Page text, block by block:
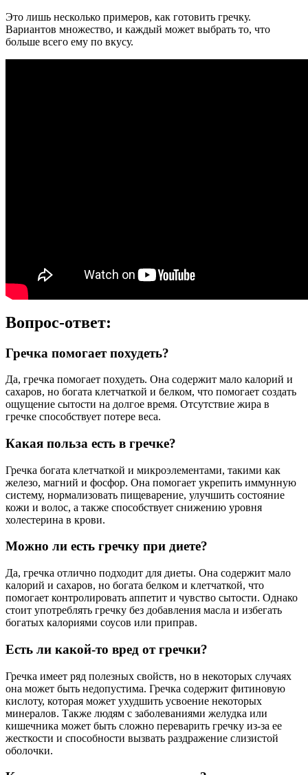
Это лишь несколько примеров, как готовить гречку.
Вариантов множество, и каждый может выбрать то, что
больше всего ему по вкусу.
Вопрос-ответ:
Гречка помогает похудеть?
Да, гречка помогает похудеть. Она содержит мало калорий и
сахаров, но богата клетчаткой и белком, что помогает создать
ощущение сытости на долгое время. Отсутствие жира в
гречке способствует потере веса.
Какая польза есть в гречке?
Гречка богата клетчаткой и микроэлементами, такими как
железо, магний и фосфор. Она помогает укрепить иммунную
систему, нормализовать пищеварение, улучшить состояние
кожи и волос, а также способствует снижению уровня
холестерина в крови.
Можно ли есть гречку при диете?
Да, гречка отлично подходит для диеты. Она содержит мало
калорий и сахаров, но богата белком и клетчаткой, что
помогает контролировать аппетит и чувство сытости. Однако
стоит употреблять гречку без добавления масла и избегать
богатых калориями соусов или приправ.
Есть ли какой-то вред от гречки?
Гречка имеет ряд полезных свойств, но в некоторых случаях
она может быть недопустима. Гречка содержит фитиновую
кислоту, которая может ухудшить усвоение некоторых
минералов. Также людям с заболеваниями желудка или
кишечника может быть сложно переварить гречку из-за ее
жесткости и способности вызвать раздражение слизистой
оболочки.